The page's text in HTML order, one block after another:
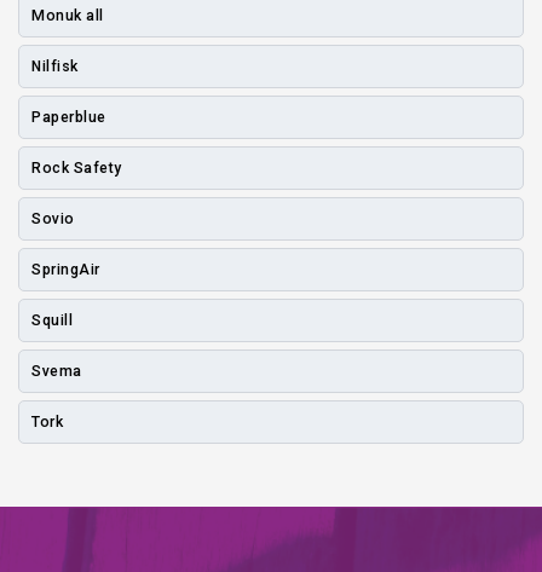
Monuk all
Nilfisk
Paperblue
Rock Safety
Sovio
SpringAir
Squill
Svema
Tork